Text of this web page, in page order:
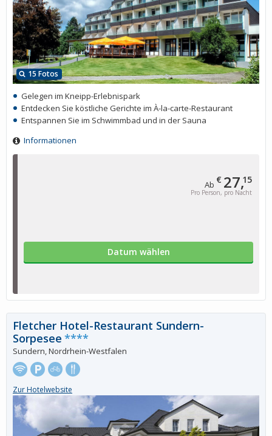
Ab € 27,15
Pro Person, pro Nacht
Datum wählen
15 Fotos
Gelegen im Kneipp-Erlebnispark
Entdecken Sie köstliche Gerichte im À-la-carte-Restaurant
Entspannen Sie im Schwimmbad und in der Sauna
Informationen
Fletcher Hotel-Restaurant Sundern-
Sorpesee ****
Sundern, Nordrhein-Westfalen
Zur Hotelwebsite